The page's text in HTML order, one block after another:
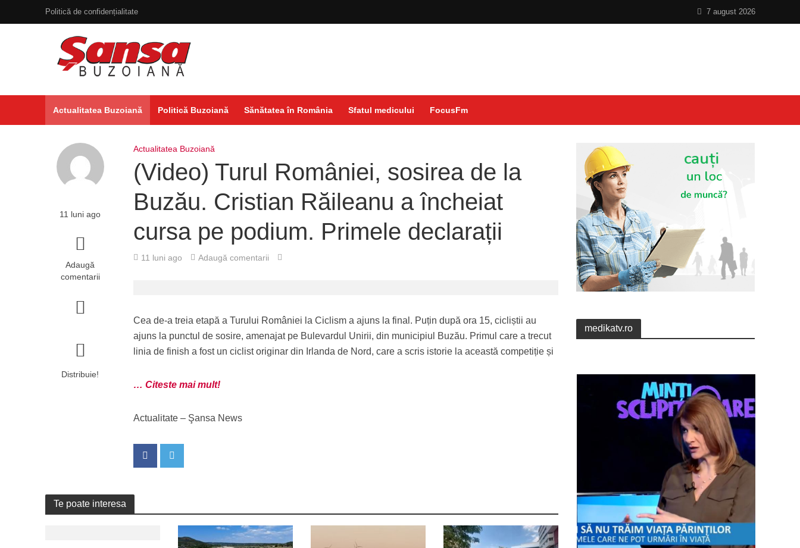
Politică de confidențialitate 7 august 2026
Actualitatea Buzoiană Politică Buzoiană Sănătatea în România Sfatul medicului FocusFm
11 luni ago
Adaugă
comentarii
Distribuie!
Actualitatea Buzoiană
(Video) Turul României, sosirea de la
Buzău. Cristian Răileanu a încheiat
cursa pe podium. Primele declarații
11 luni ago Adaugă comentarii
Cea de-a treia etapă a Turului României la Ciclism a ajuns la final. Puțin după ora 15, cicliștii au
ajuns la punctul de sosire, amenajat pe Bulevardul Unirii, din municipiul Buzău. Primul care a trecut
linia de finish a fost un ciclist originar din Irlanda de Nord, care a scris istorie la această competiție și
… Citeste mai mult!
Actualitate – Şansa News
Te poate interesa
medikatv.ro